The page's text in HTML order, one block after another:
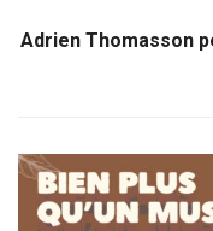
Adrien Thomasson